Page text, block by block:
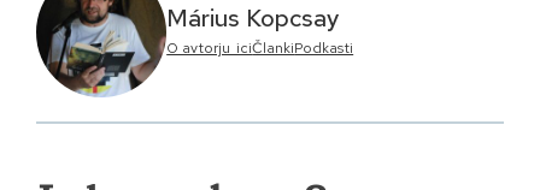
Márius Kopcsay
O avtorju_iciČlankiPodkasti